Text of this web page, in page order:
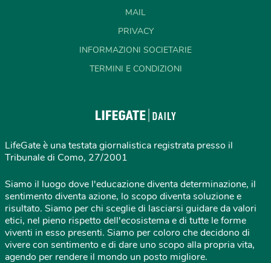
MAIL
PRIVACY
INFORMAZIONI SOCIETARIE
TERMINI E CONDIZIONI
LifeGate è una testata giornalistica registrata presso il
Tribunale di Como, 27/2001
Siamo il luogo dove l'educazione diventa determinazione, il
sentimento diventa azione, lo scopo diventa soluzione e
risultato. Siamo per chi sceglie di lasciarsi guidare da valori
etici, nel pieno rispetto dell'ecosistema e di tutte le forme
viventi in esso presenti. Siamo per coloro che decidono di
vivere con sentimento e di dare uno scopo alla propria vita,
agendo per rendere il mondo un posto migliore.